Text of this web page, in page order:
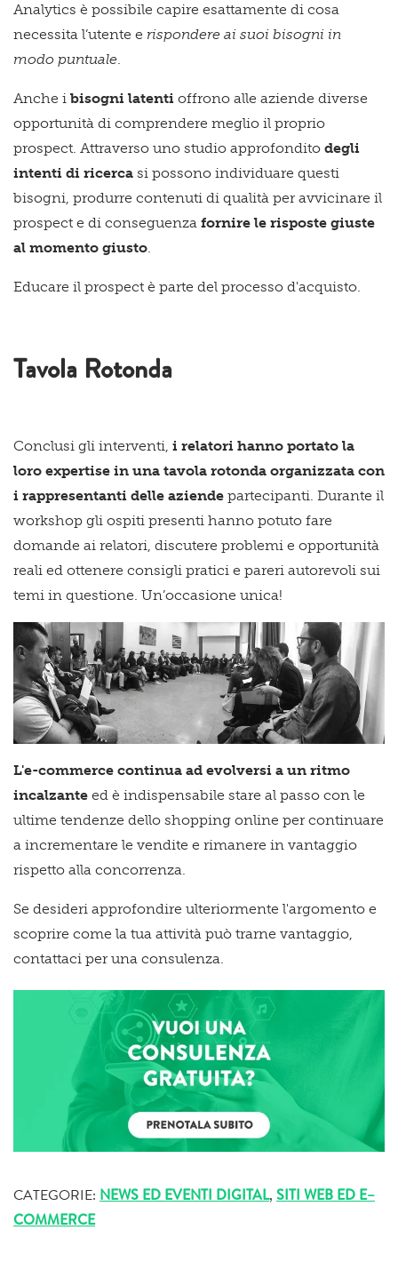
Analytics è possibile capire esattamente di cosa
necessita l’utente e rispondere ai suoi bisogni in
modo puntuale.
Anche i bisogni latenti offrono alle aziende diverse
opportunità di comprendere meglio il proprio
prospect. Attraverso uno studio approfondito degli
intenti di ricerca si possono individuare questi
bisogni, produrre contenuti di qualità per avvicinare il
prospect e di conseguenza fornire le risposte giuste
al momento giusto.
Educare il prospect è parte del processo d'acquisto.
Tavola Rotonda
Conclusi gli interventi, i relatori hanno portato la
loro expertise in una tavola rotonda organizzata con
i rappresentanti delle aziende partecipanti. Durante il
workshop gli ospiti presenti hanno potuto fare
domande ai relatori, discutere problemi e opportunità
reali ed ottenere consigli pratici e pareri autorevoli sui
temi in questione. Un’occasione unica!
L'e-commerce continua ad evolversi a un ritmo
incalzante ed è indispensabile stare al passo con le
ultime tendenze dello shopping online per continuare
a incrementare le vendite e rimanere in vantaggio
rispetto alla concorrenza.
Se desideri approfondire ulteriormente l'argomento e
scoprire come la tua attività può trarne vantaggio,
contattaci per una consulenza.
CATEGORIE: NEWS ED EVENTI DIGITAL, SITI WEB ED E–
COMMERCE